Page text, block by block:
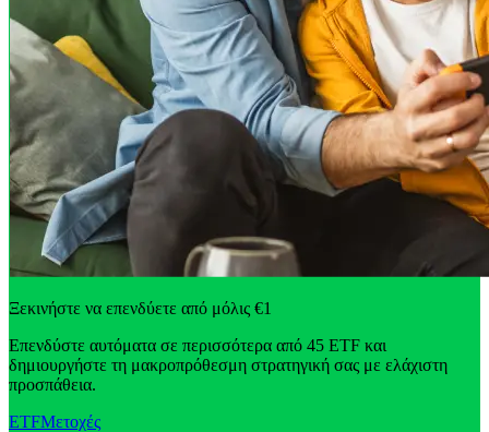
Ξεκινήστε να επενδύετε από μόλις €1
Επενδύστε αυτόματα σε περισσότερα από 45 ETF και
δημιουργήστε τη μακροπρόθεσμη στρατηγική σας με ελάχιστη
προσπάθεια.
ETFΜετοχές